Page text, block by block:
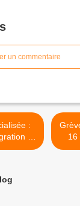
un commentaire
!
EREA
16